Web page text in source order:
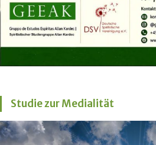
Studie zur Medialität